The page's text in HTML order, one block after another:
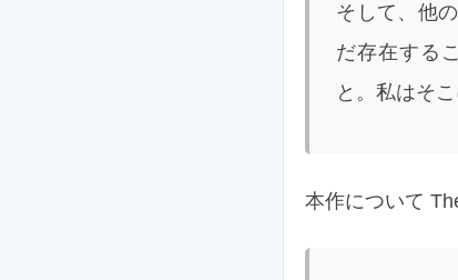
そして、他
だ存在する
と。私はそ
本作について